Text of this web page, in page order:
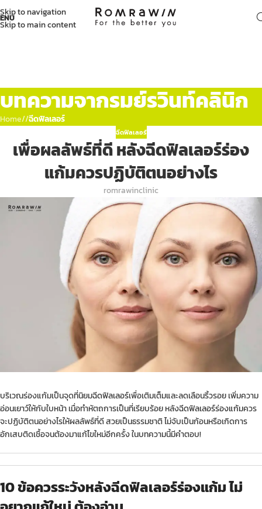
Skip to navigation
Skip to main content
บทความจากรมย์รวินท์คลินิก
Home/ ฉีดฟิลเลอร์
ฉีดฟิลเลอร์
เพื่อผลลัพธ์ที่ดี หลังฉีดฟิลเลอร์ร่อง
แก้มควรปฏิบัติตนอย่างไร
romrawinclinic
บริเวณร่องแก้มเป็นจุดที่นิยมฉีดฟิลเลอร์เพื่อเติมเต็มและลดเลือนริ้วรอย เพิ่มความ
อ่อนเยาว์ให้กับใบหน้า เมื่อทำหัตถการเป็นที่เรียบร้อย หลังฉีดฟิลเลอร์ร่องแก้มควร
จะปฏิบัติตนอย่างไรให้ผลลัพธ์ที่ดี สวยเป็นธรรมชาติ ไม่จับเป็นก้อนหรือเกิดการ
อักเสบติดเชื้อจนต้องมาแก้ไขใหม่อีกครั้ง ในบทความนี้มีคำตอบ!
10 ข้อควรระวังหลังฉีดฟิลเลอร์ร่องแก้ม ไม่